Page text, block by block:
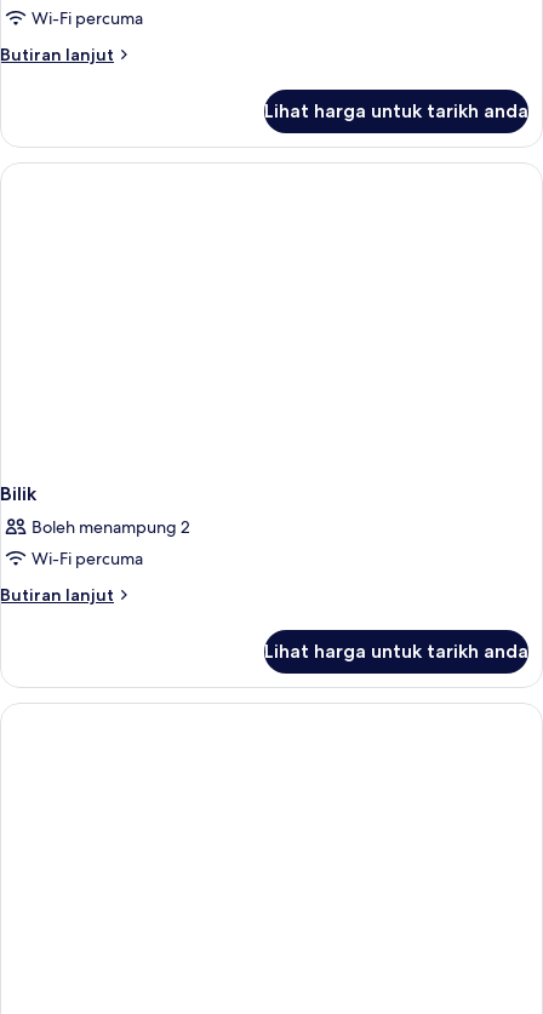
Wi-Fi percuma
Butiran lanjut
Butiran
Suite
Lihat harga untuk tarikh anda
Bilik
Boleh menampung 2
Wi-Fi percuma
Butiran lanjut
Butiran
Lihat harga untuk tarikh anda